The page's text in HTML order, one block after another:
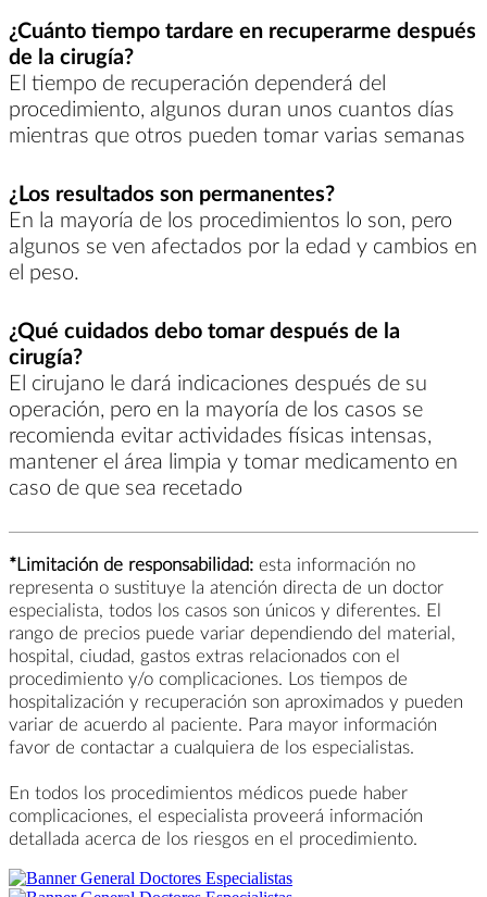
¿Cuánto tiempo tardare en recuperarme después
de la cirugía?
El tiempo de recuperación dependerá del
procedimiento, algunos duran unos cuantos días
mientras que otros pueden tomar varias semanas
¿Los resultados son permanentes?
En la mayoría de los procedimientos lo son, pero
algunos se ven afectados por la edad y cambios en
el peso.
¿Qué cuidados debo tomar después de la
cirugía?
El cirujano le dará indicaciones después de su
operación, pero en la mayoría de los casos se
recomienda evitar actividades físicas intensas,
mantener el área limpia y tomar medicamento en
caso de que sea recetado
*Limitación de responsabilidad: esta información no
representa o sustituye la atención directa de un doctor
especialista, todos los casos son únicos y diferentes. El
rango de precios puede variar dependiendo del material,
hospital, ciudad, gastos extras relacionados con el
procedimiento y/o complicaciones. Los tiempos de
hospitalización y recuperación son aproximados y pueden
variar de acuerdo al paciente. Para mayor información
favor de contactar a cualquiera de los especialistas.
En todos los procedimientos médicos puede haber
complicaciones, el especialista proveerá información
detallada acerca de los riesgos en el procedimiento.